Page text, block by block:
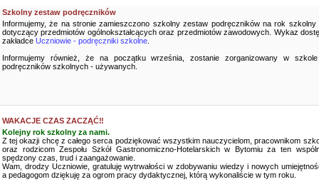
Szkolny zestaw podręczników
Informujemy, że na stronie zamieszczono szkolny zestaw podręczników na rok szkolny
dotyczący przedmiotów ogólnokształcących oraz przedmiotów zawodowych. Wykaz
zakładce Uczniowie - podręczniki szkolne
Informujemy również, że na początku września, zostanie zorganizowany w
podręczników szkolnych - używanych.
WAKACJE CZAS ZACZĄĆ‼️
Kolejny rok szkolny za nami.
Z tej okazji chcę z całego serca podziękować wszystkim nauczycielom, pracownikom
oraz rodzicom Zespołu Szkół Gastronomiczno-Hotelarskich w Bytomiu za ten
spędzony czas, trud i zaangażowanie.
Wam, drodzy Uczniowie, gratuluję wytrwałości w zdobywaniu wiedzy i nowych
a pedagogom dziękuję za ogrom pracy dydaktycznej, którą wykonaliście w tym roku.